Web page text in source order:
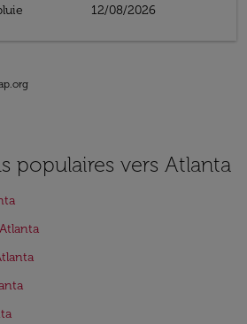
12/08/2026
populaires vers Atlanta